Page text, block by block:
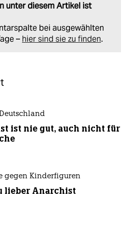
unter diesem Artikel ist
bei ausgewählten
– hier sind sie zu finden.
ist nie gut, auch nicht für
gegen Kinderfiguren
lieber Anarchist